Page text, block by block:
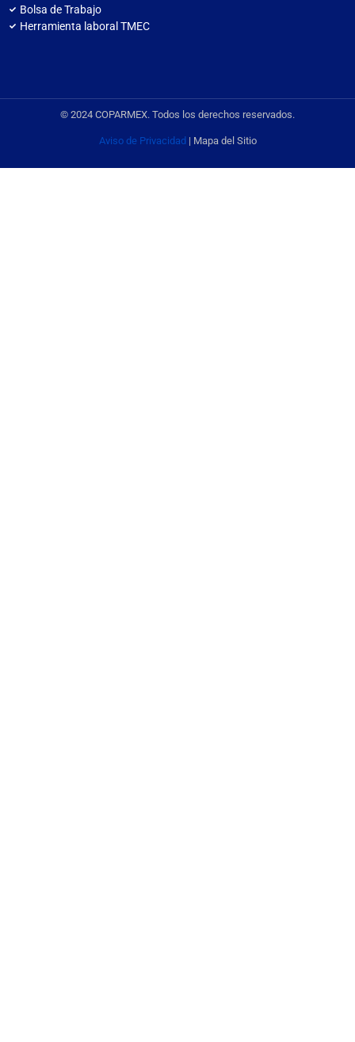
Bolsa de Trabajo
Herramienta laboral TMEC
© 2024 COPARMEX. Todos los derechos reservados.
Aviso de Privacidad | Mapa del Sitio